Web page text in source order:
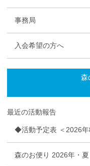
事務局
入会希望の方へ
森
最近の活動報告
◆活動予定表 ＜2026年
森のお便り 2026年・夏